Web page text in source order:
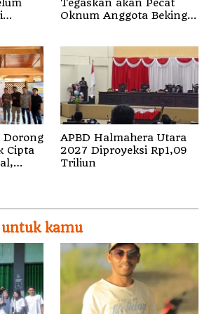
Tegaskan akan Pecat
Oknum Anggota Bekingi
Dorong
Cipta
APBD Halmahera Utara
2027 Diproyeksi Rp1,09
Triliun
kamu